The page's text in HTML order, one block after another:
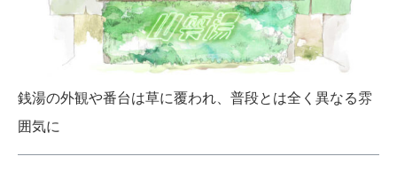
銭湯の外観や番台は草に覆われ、普段とは全く異なる雰
囲気に